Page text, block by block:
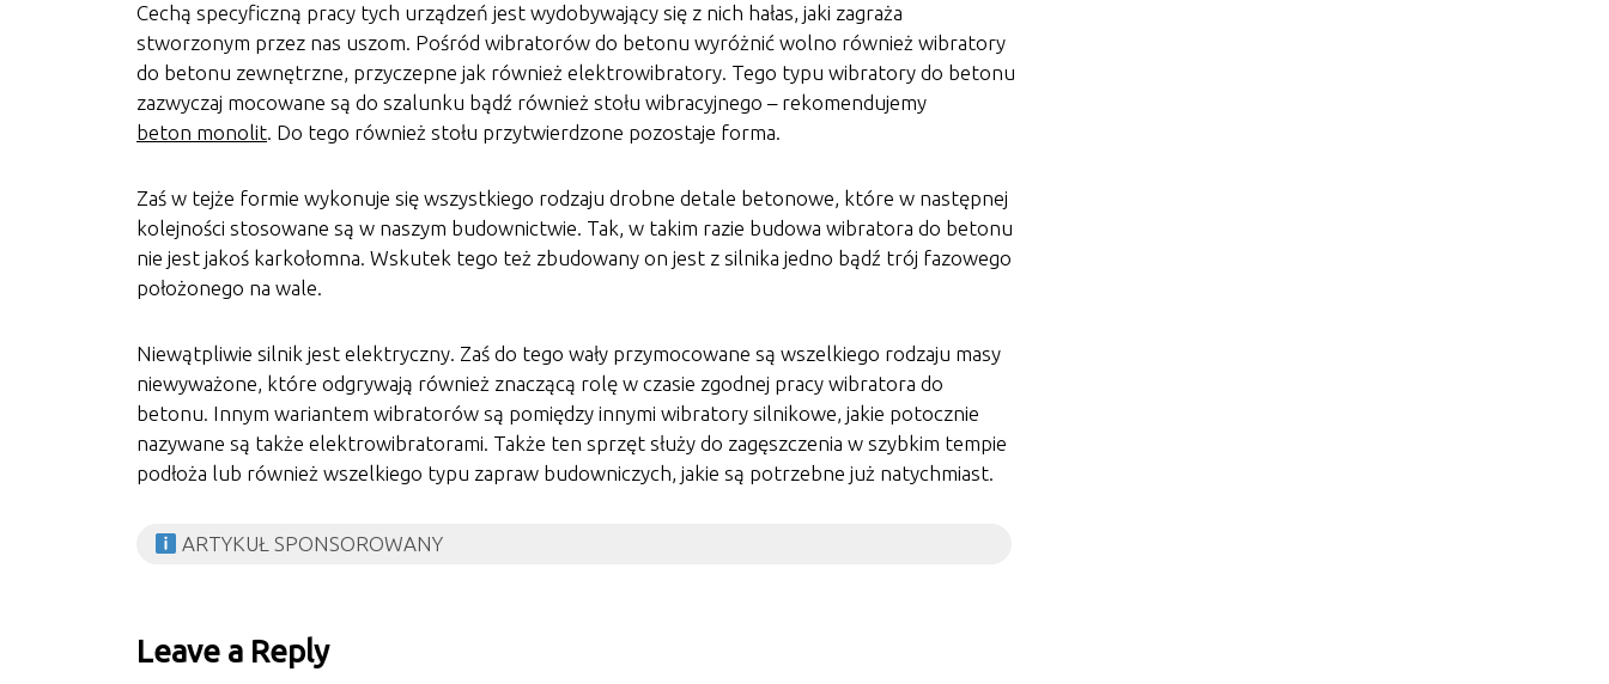
Cechą specyficzną pracy tych urządzeń jest wydobywający się z nich hałas, jaki zagraża
stworzonym przez nas uszom. Pośród wibratorów do betonu wyróżnić wolno również wibratory
do betonu zewnętrzne, przyczepne jak również elektrowibratory. Tego typu wibratory do betonu
zazwyczaj mocowane są do szalunku bądź również stołu wibracyjnego – rekomendujemy
beton monolit. Do tego również stołu przytwierdzone pozostaje forma.
Zaś w tejże formie wykonuje się wszystkiego rodzaju drobne detale betonowe, które w następnej
kolejności stosowane są w naszym budownictwie. Tak, w takim razie budowa wibratora do betonu
nie jest jakoś karkołomna. Wskutek tego też zbudowany on jest z silnika jedno bądź trój fazowego
położonego na wale.
Niewątpliwie silnik jest elektryczny. Zaś do tego wały przymocowane są wszelkiego rodzaju masy
niewyważone, które odgrywają również znaczącą rolę w czasie zgodnej pracy wibratora do
betonu. Innym wariantem wibratorów są pomiędzy innymi wibratory silnikowe, jakie potocznie
nazywane są także elektrowibratorami. Także ten sprzęt służy do zagęszczenia w szybkim tempie
podłoża lub również wszelkiego typu zapraw budowniczych, jakie są potrzebne już natychmiast.
ARTYKUŁ SPONSOROWANY
Leave a Reply